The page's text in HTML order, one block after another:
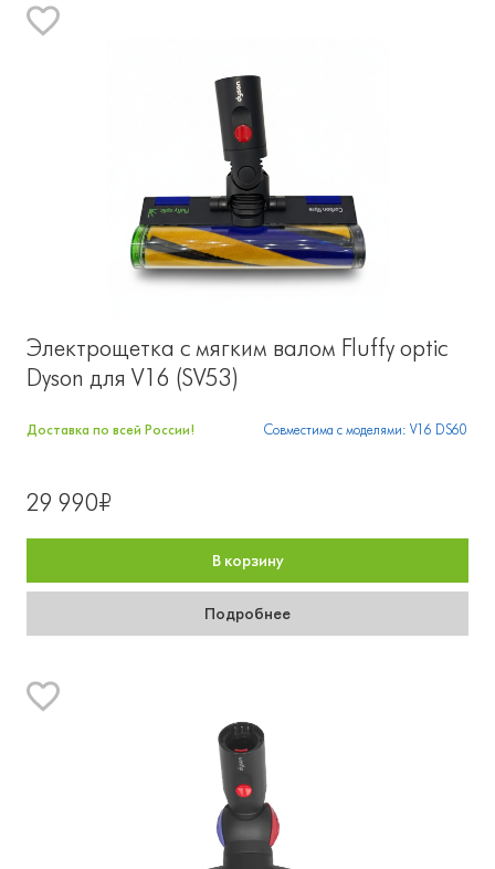
Электрощетка с мягким валом Fluffy optic
Dyson для V16 (SV53)
Доставка по всей России! Совместима с моделями: V16 DS60
29 990₽
В корзину
Подробнее